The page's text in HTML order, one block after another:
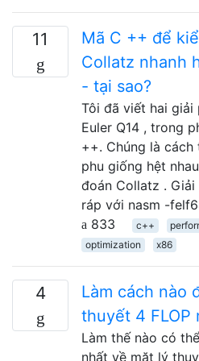
11
Mã C ++ để
Collatz nhanh
- tại sao?
Tôi đã viết hai giải
Euler Q14 , trong
++. Chúng là
phu giống hệt
đoán Collatz .
ráp với nasm -
833
c++
optimization
x86
4
Làm cách nào
thuyết 4 FLOP
Làm thế nào có
nhất về mặt lý